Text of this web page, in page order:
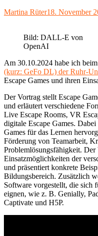
Autor
Martina RüterVeröffentlicht
18. November
Bild: DALL-E von
OpenAI
Am 30.10.2024 habe ich beim
(kurz: GeFo DL) der Ruhr-
Escape Games und ihren
Der Vortrag stellt Escape
und erläutert verschiedene
Live Escape Rooms, VR
digitale Escape Games.
Games für das Lernen
Förderung von Teamarbeit,
Problemlösungsfähigkeit.
Einsatzmöglichkeiten der
und präsentiert konkrete
Bildungsbereich. Zusätzlich
Software vorgestellt, die sich
eignen, wie z. B. Genially,
Captivate und H5P.